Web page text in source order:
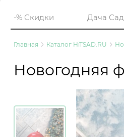
-% Скидки Дача Сад
Главная Каталог HiTSAD.RU
Новогодняя